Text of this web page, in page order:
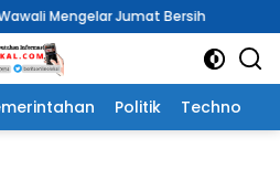
Jumat Bersih Pemdes
Politik Techno